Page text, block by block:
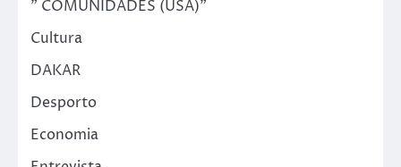
" COMUNIDADES (USA)"
Cultura
DAKAR
Desporto
Economia